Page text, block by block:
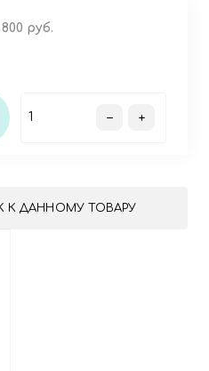
800 руб.
К ДАННОМУ ТОВАРУ